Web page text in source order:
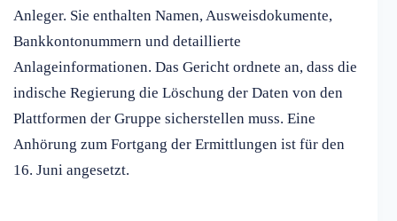
Anleger. Sie enthalten Namen, Ausweisdokumente,
Bankkontonummern und detaillierte
Anlageinformationen. Das Gericht ordnete an, dass die
indische Regierung die Löschung der Daten von den
Plattformen der Gruppe sicherstellen muss. Eine
Anhörung zum Fortgang der Ermittlungen ist für den
16. Juni angesetzt.